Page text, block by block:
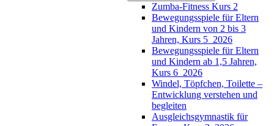
Zumba-Fitness Kurs 2
Bewegungsspiele für Eltern
und Kindern von 2 bis 3
Jahren, Kurs 5_2026
Bewegungsspiele für Eltern
und Kindern ab 1,5 Jahren,
Kurs 6_2026
Windel, Töpfchen, Toilette –
Entwicklung verstehen und
begleiten
Ausgleichsgymnastik für